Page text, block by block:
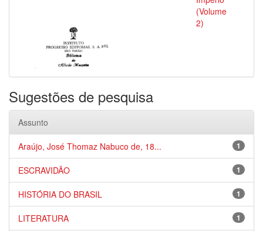
(Volume
2)
Sugestões de pesquisa
Assunto
1
Araújo, José Thomaz Nabuco de, 18...
1
ESCRAVIDÃO
1
HISTÓRIA DO BRASIL
1
LITERATURA